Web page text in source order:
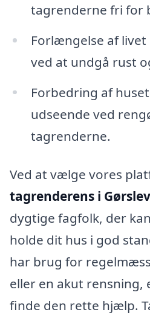
tagrenderne fri for
Forlængelse af
ved at undgå rust
Forbedring af
udseende ved
tagrenderne.
Ved at vælge vores
tagrenderens i Gørslev
dygtige fagfolk, der
holde dit hus i god
har brug for
eller en akut rensning,
finde den rette hjælp.